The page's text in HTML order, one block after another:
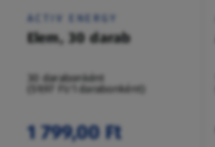
ACTIV ENERGY
Elem, 30 darab
30 darabonként
(59,97 Ft/1 darabonként)
1 799,00 Ft